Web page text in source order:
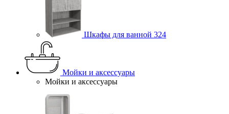
Шкафы для ванной 324
Мойки и аксессуары
Мойки и аксессуары